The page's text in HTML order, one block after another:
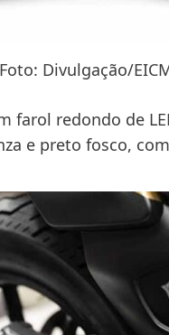
Foto: Divulgação/
farol redondo de
e preto fosco,